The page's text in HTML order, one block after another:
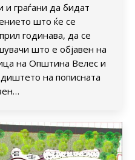
и граѓани да бидат
што ќе се
годинава, да се
што е објавен на
на Општина Велес и
на пописната